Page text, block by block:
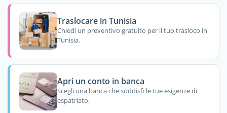
Traslocare in Tunisia
Chiedi un preventivo gratuito per il tuo trasloco in
Tunisia.
Apri un conto in banca
Scegli una banca che soddisfi le tue esigenze di
espatriato.